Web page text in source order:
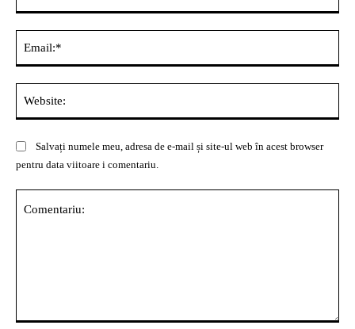
Salvați numele meu, adresa de e-mail și site-ul web în acest browser
pentru data viitoare i comentariu.